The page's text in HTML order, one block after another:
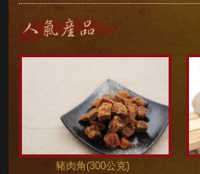
豬肉角(300公克)